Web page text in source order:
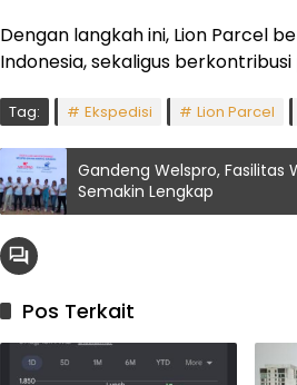
Dengan langkah ini, Lion Parcel
Indonesia, sekaligus
Tag: Ekspedisi Lion Parcel
Gandeng Welspro, Fasilitas
Semakin Lengkap
Pos Terkait